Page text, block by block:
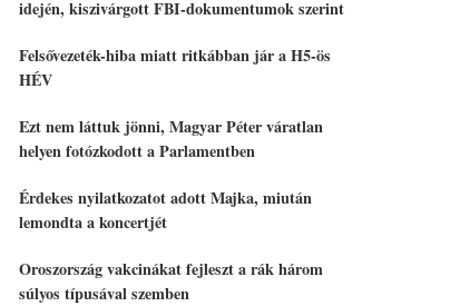
idején, kiszivárgott FBI-dokumentumok szerint
Felsővezeték-hiba miatt ritkábban jár a H5-ös
HÉV
Ezt nem láttuk jönni, Magyar Péter váratlan
helyen fotózkodott a Parlamentben
Érdekes nyilatkozatot adott Majka, miután
lemondta a koncertjét
Oroszország vakcinákat fejleszt a rák három
súlyos típusával szemben